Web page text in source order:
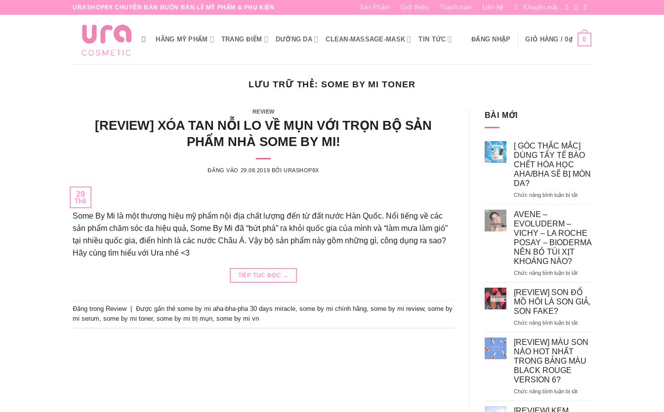
URASHOP8X CHUYÊN BÁN BUÔN BÁN LẺ MỸ PHẨM & PHỤ KIỆN Sản Phẩm Giới thiệu Thanh toán Liên hệ Khuyến mãi
HÃNG MỸ PHẨM TRANG ĐIỂM DƯỠNG DA CLEAN-MASSAGE-MASK TIN TỨC ĐĂNG NHẬP GIỎ HÀNG /0₫ 0
LƯU TRỮ THẺ:SOME BY MI TONER
REVIEW
[REVIEW] XÓA TAN NỖI LO VỀ MỤN VỚI TRỌN BỘ SẢN
PHẨM NHÀ SOME BY MI!
ĐĂNG VÀO 29.08.2019 BỞI URASHOP8X
29
Th8
Some By Mi là một thương hiệu mỹ phẩm nội địa chất lượng đến từ đất nước Hàn Quốc. Nổi tiếng về các
sản phẩm chăm sóc da hiệu quả, Some By Mi đã “bứt phá” ra khỏi quốc gia của mình và “làm mưa làm gió”
tại nhiều quốc gia, điển hình là các nước Châu Á. Vậy bộ sản phẩm này gồm những gì, công dụng ra sao?
Hãy cùng tìm hiểu với Ura nhé <3
TIẾP TỤC ĐỌC →
Đăng trong Review Được gắn thẻ some by mi aha-bha-pha 30 days miracle, some by mi chính hãng, some by mi review, some by
mi serum, some by mi toner, some by mi trị mụn, some by mi vn
BÀI MỚI
[ GÓC THẮC MẮC]
DÙNG TẨY TẾ BÀO
CHẾT HÓA HỌC
AHA/BHA SẼ BỊ MÒN
DA?
Chức năng bình luận bị tắtở
DÙNG
TẨY
HỌC
AHA/BHA
SẼ
MÒN
AVENE –
EVOLUDERM –
VICHY – LA ROCHE
POSAY – BIODERMA
NÊN BỎ TÚI XỊT
KHOÁNG NÀO?
Chức năng bình luận bị tắtở
–
EVOLUDERM
–
–
ROCHE
–
BIODERMA
TÚI
[REVIEW] SON ĐỔ
MỒ HÔI LÀ SON GIẢ,
SON FAKE?
Chức năng bình luận bị tắtở
SON
MỒ
HÔI
GIẢ,
[REVIEW] MÀU SON
NÀO HOT NHẤT
TRONG BẢNG MÀU
BLACK ROUGE
VERSION 6?
Chức năng bình luận bị tắtở